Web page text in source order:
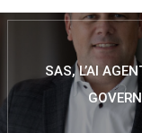
SAS, L’AI